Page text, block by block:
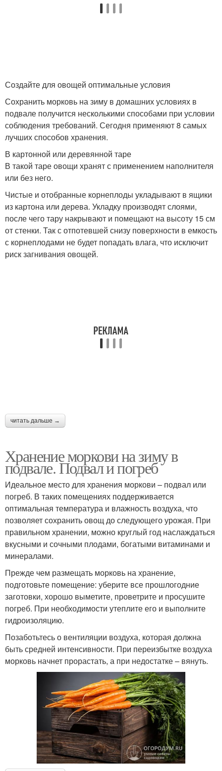
Создайте для овощей оптимальные условия
Сохранить морковь на зиму в домашних условиях в
подвале получится несколькими способами при условии
соблюдения требований. Сегодня применяют 8 самых
лучших способов хранения.
В картонной или деревянной таре
В такой таре овощи хранят с применением наполнителя
или без него.
Чистые и отобранные корнеплоды укладывают в ящики
из картона или дерева. Укладку производят слоями,
после чего тару накрывают и помещают на высоту 15 см
от стенки. Так с отпотевшей снизу поверхности в емкость
с корнеплодами не будет попадать влага, что исключит
риск загнивания овощей.
читать дальше →
Хранение моркови на зиму в
подвале. Подвал и погреб
Идеальное место для хранения моркови – подвал или
погреб. В таких помещениях поддерживается
оптимальная температура и влажность воздуха, что
позволяет сохранить овощ до следующего урожая. При
правильном хранении, можно круглый год наслаждаться
вкусными и сочными плодами, богатыми витаминами и
минералами.
Прежде чем размещать морковь на хранение,
подготовьте помещение: уберите все прошлогодние
заготовки, хорошо выметите, проветрите и просушите
погреб. При необходимости утеплите его и выполните
гидроизоляцию.
Позаботьтесь о вентиляции воздуха, которая должна
быть средней интенсивности. При переизбытке воздуха
морковь начнет прорастать, а при недостатке – вянуть.